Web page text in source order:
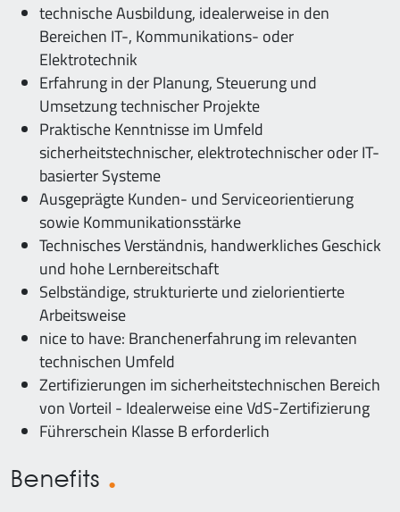
technische Ausbildung, idealerweise in den
Bereichen IT-, Kommunikations- oder
Elektrotechnik
Erfahrung in der Planung, Steuerung und
Umsetzung technischer Projekte
Praktische Kenntnisse im Umfeld
sicherheitstechnischer, elektrotechnischer oder IT-
basierter Systeme
Ausgeprägte Kunden- und Serviceorientierung
sowie Kommunikationsstärke
Technisches Verständnis, handwerkliches Geschick
und hohe Lernbereitschaft
Selbständige, strukturierte und zielorientierte
Arbeitsweise
nice to have: Branchenerfahrung im relevanten
technischen Umfeld
Zertifizierungen im sicherheitstechnischen Bereich
von Vorteil - Idealerweise eine VdS-Zertifizierung
Führerschein Klasse B erforderlich
Benefits